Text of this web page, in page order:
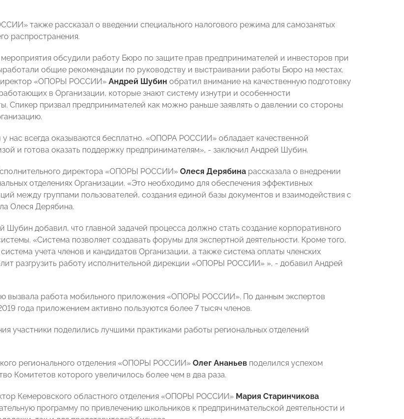
также рассказал о введении специального налогового режима для самозанятых
распространения.
мероприятия обсудили работу Бюро по защите прав предпринимателей и инвесторов при
общие рекомендации по руководству и выстраивании работы Бюро на местах.
«ОПОРЫ РОССИИ» Андрей Шубин обратил внимание на качественную подготовку
в Организации, которые знают систему изнутри и особенности
Спикер призвал предпринимателей как можно раньше заявлять о давлении со стороны
нас всегда оказываются бесплатно. «ОПОРА РОССИИ» обладает качественной
и готова оказать поддержку предпринимателям», - заключил Андрей Шубин.
директора «ОПОРЫ РОССИИ» Олеся Дерябина рассказала о внедрении
отделениях Организации. «Это необходимо для обеспечения эффективных
между группами пользователей, создания единой базы документов и взаимодействия с
Олеся Дерябина.
Шубин добавил, что главной задачей процесса должно стать создание корпоративного
«Система позволяет создавать форумы для экспертной деятельности. Кроме того,
учета членов и кандидатов Организации, а также система оплаты членских
разгрузить работу исполнительной дирекции «ОПОРЫ РОССИИ» », - добавил Андрей
вызвала работа мобильного приложения «ОПОРЫ РОССИИ». По данным экспертов
года приложением активно пользуются более 7 тысяч членов.
участники поделились лучшими практиками работы региональных отделений
регионального отделения «ОПОРЫ РОССИИ» Олег Ананьев поделился успехом
Комитетов которого увеличилось более чем в два раза.
Кемеровского областного отделения «ОПОРЫ РОССИИ» Мария Старинчикова
программу по привлечению школьников к предпринимательской деятельности и